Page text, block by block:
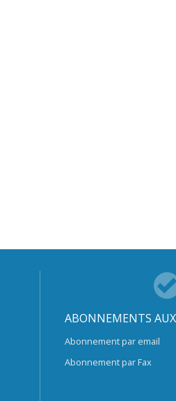
ABONNEMENTS
Abonnement par email
Abonnement par Fax